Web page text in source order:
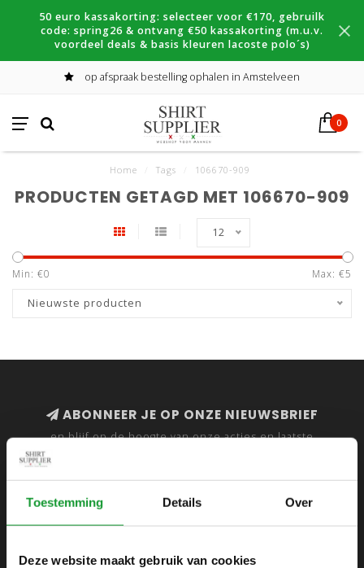
Toestemming Details Over
Deze website maakt gebruik van cookies
50 euro kassakorting: selecteer voor €170, gebruilk
code: spring26 & ontvang €50 kassakorting (m.u.v.
voordeel deals & basis kleuren lacoste polo´s)
op afspraak bestelling ophalen in Amstelveen
0
Home Tags 106670-909
PRODUCTEN GETAGD MET 106670-909
12
Min: €0 Max: €5
Nieuwste producten
ABONNEER JE OP ONZE NIEUWSBRIEF
en blijf op de hoogte van onze acties en laatste
SHIRTSUPPLIER.NL